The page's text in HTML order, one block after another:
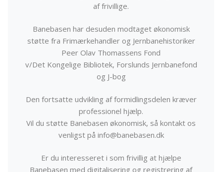
af frivillige.
Banebasen har desuden modtaget økonomisk
støtte fra Frimærkehandler og Jernbanehistoriker
Peer Olav Thomassens Fond
v/Det Kongelige Bibliotek, Forslunds Jernbanefond
og J-bog
Den fortsatte udvikling af formidlingsdelen kræver
professionel hjælp.
Vil du støtte Banebasen økonomisk, så kontakt os
venligst på info@banebasen.dk
Er du interesseret i som frivillig at hjælpe
Banebasen med digitalisering og registrering af